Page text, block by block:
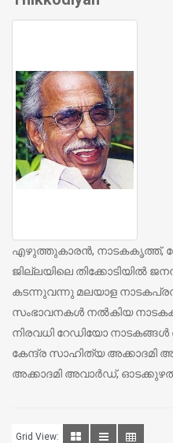
എഴുത്തുകാരന്‍, നാടകകൃത്ത്,
ജില്ലയിലെ തിക്കോടിയില്‍
കടന്നുവന്നു മലയാള
സംഭാവനകള്‍ നല്‍കിയ
നിരവധി റേഡിയോ നാടകങ്ങള്‍
കേന്ദ്ര സാഹിത്യ അക്കാദമി
അക്കാദമി അവാര്‍ഡ്,
Grid View: